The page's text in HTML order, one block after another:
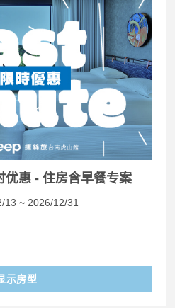
惠 - 住房含早餐专案
13 ~ 2026/12/31
示房型